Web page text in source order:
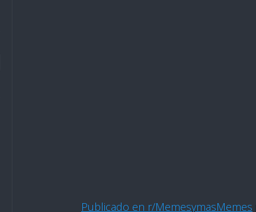
Publicado en r/MemesymasMemes